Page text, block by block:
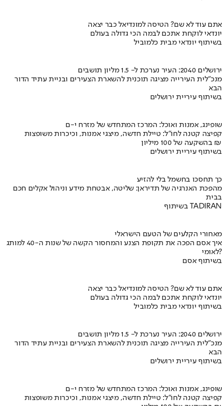
אתם עוד לא שם? הטיסה למונדיאל כבר יצאה
יונדאי לוקחת אתכם לבמה הכי גדולה בעולם
בשיתוף יונדאי מבית כלמוביל
ירושלים 2040: העיר נערכת ל- 1.5 מליון תושבים
מנכ"לית העירייה מציגה תוכנית להשארת הצעירים ובניית עתיד הדור
הבא
בשיתוף עיריית ירושלים
שופינג, אמנות ואוכל: המרכז המתחדש של מזרח י-ם
קפיצה קטנה לחו"ל: טיילת חדשה, מיצגי אמנות, וכיכרות משופצות
בהשקעה של 100 מיליון ₪
בשיתוף עיריית ירושלים
כך תחסכו בחשמל בלי להזיע
מהפכת האנרגיה של תדיראן: שליטה, אבטחת מידע וניהול אקלים חכם
בבית
בשיתוף TADIRAN
מאחורי הקלעים של הטעם הישראלי
איך אסם הפכה את תקופת הצנע והמחסור הקשה של שנות ה-40 למותג
לאומי?
בשיתוף אסם
אתם עוד לא שם? הטיסה למונדיאל כבר יצאה
יונדאי לוקחת אתכם לבמה הכי גדולה בעולם
בשיתוף יונדאי מבית כלמוביל
ירושלים 2040: העיר נערכת ל- 1.5 מליון תושבים
מנכ"לית העירייה מציגה תוכנית להשארת הצעירים ובניית עתיד הדור
הבא
בשיתוף עיריית ירושלים
שופינג, אמנות ואוכל: המרכז המתחדש של מזרח י-ם
קפיצה קטנה לחו"ל: טיילת חדשה, מיצגי אמנות, וכיכרות משופצות